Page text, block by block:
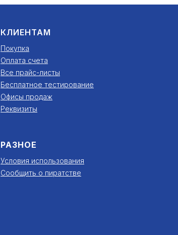
КЛИЕНТАМ
Покупка
Оплата счета
Все прайс-листы
Бесплатное тестирование
Офисы продаж
Реквизиты
РАЗНОЕ
Условия использования
Сообщить о пиратстве